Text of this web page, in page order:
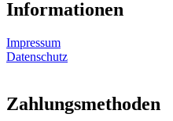
Informationen
Impressum
Datenschutz
Zahlungsmethoden